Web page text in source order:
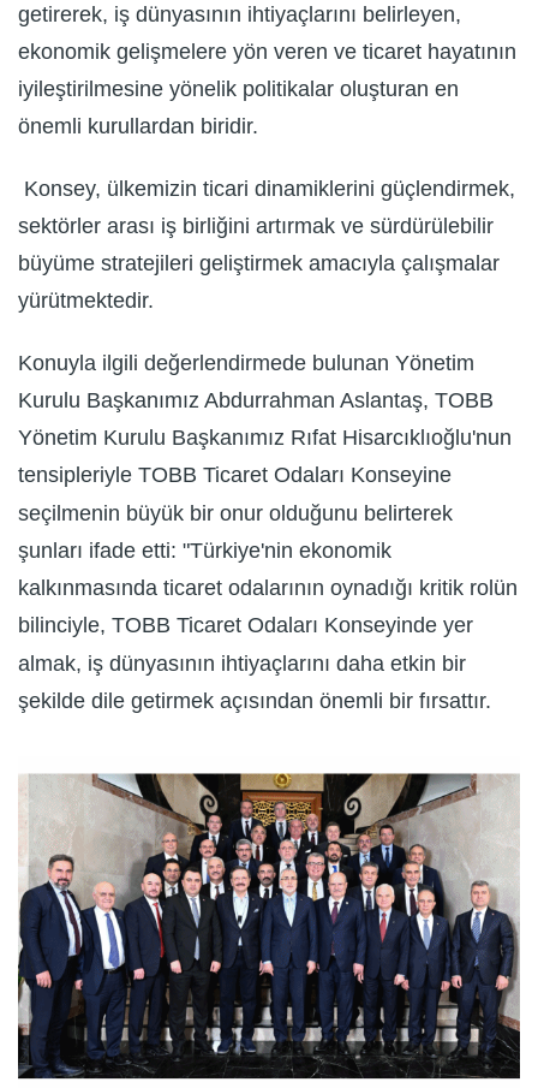
getirerek, iş dünyasının ihtiyaçlarını belirleyen,
ekonomik gelişmelere yön veren ve ticaret hayatının
iyileştirilmesine yönelik politikalar oluşturan en
önemli kurullardan biridir.
Konsey, ülkemizin ticari dinamiklerini güçlendirmek,
sektörler arası iş birliğini artırmak ve sürdürülebilir
büyüme stratejileri geliştirmek amacıyla çalışmalar
yürütmektedir.
Konuyla ilgili değerlendirmede bulunan Yönetim
Kurulu Başkanımız Abdurrahman Aslantaş, TOBB
Yönetim Kurulu Başkanımız Rıfat Hisarcıklıoğlu'nun
tensipleriyle TOBB Ticaret Odaları Konseyine
seçilmenin büyük bir onur olduğunu belirterek
şunları ifade etti: "Türkiye'nin ekonomik
kalkınmasında ticaret odalarının oynadığı kritik rolün
bilinciyle, TOBB Ticaret Odaları Konseyinde yer
almak, iş dünyasının ihtiyaçlarını daha etkin bir
şekilde dile getirmek açısından önemli bir fırsattır.